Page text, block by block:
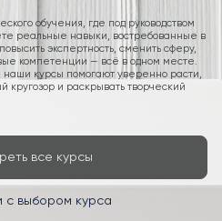
обучения, где под руководством
реальные навыки, востребованные в
экспертность, сменить сферу,
компетенции — всё в одном месте.
наши курсы помогают уверенно расти,
кругозор и раскрывать творческий
все курсы
с выбором курса